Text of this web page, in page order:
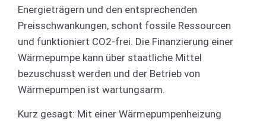
Energieträgern und den entsprechenden
Preisschwankungen, schont fossile Ressourcen
und funktioniert CO2-frei. Die Finanzierung einer
Wärmepumpe kann über staatliche Mittel
bezuschusst werden und der Betrieb von
Wärmepumpen ist wartungsarm.
Kurz gesagt: Mit einer Wärmepumpenheizung